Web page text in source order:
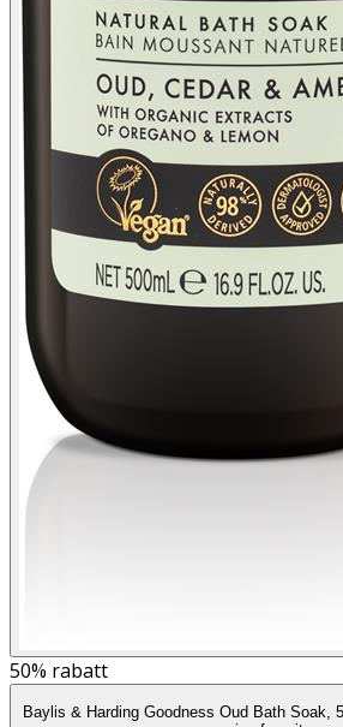
50% rabatt
Baylis & Harding Goodness Oud Bath Soak,